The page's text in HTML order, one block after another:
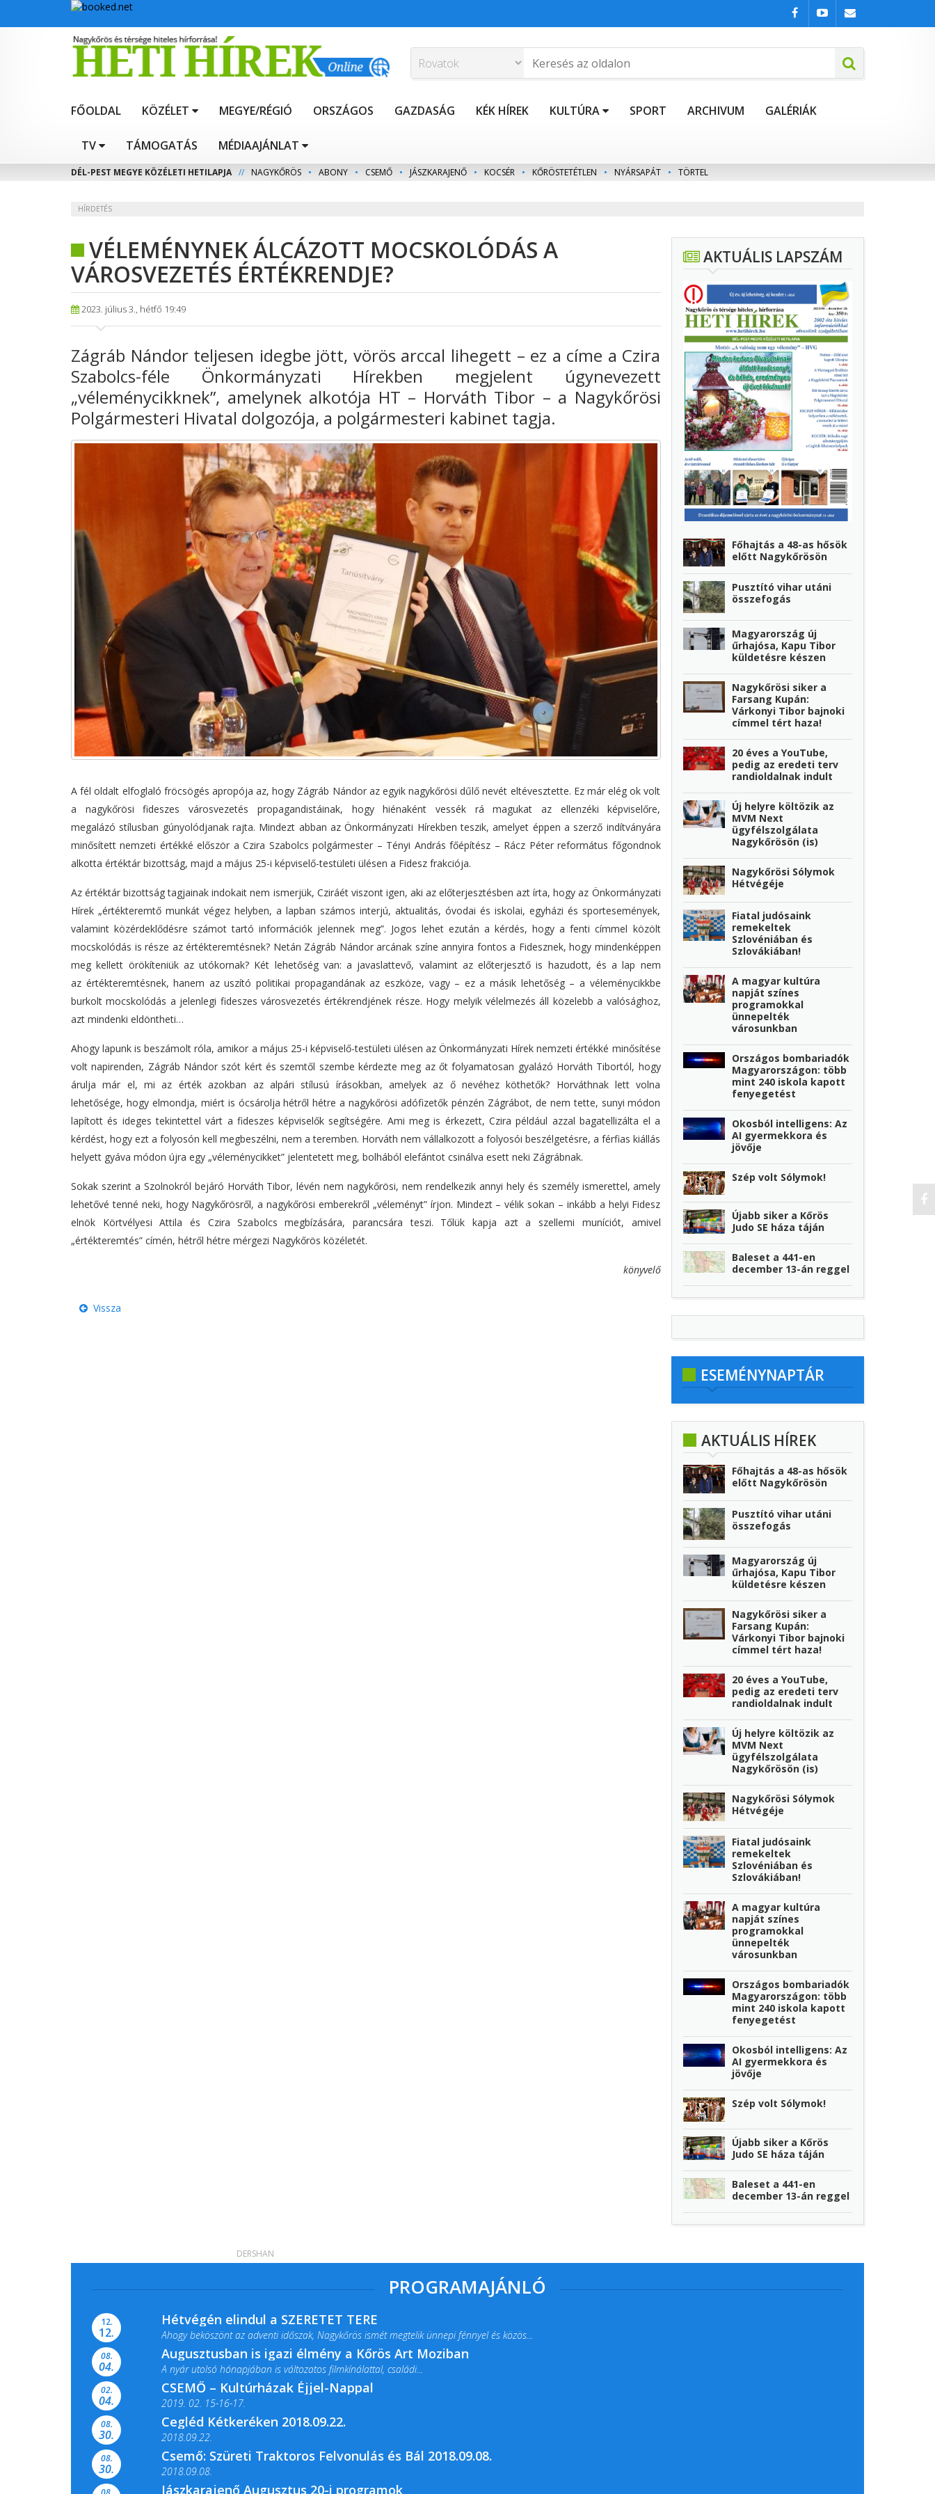
FŐOLDAL KÖZÉLET MEGYE/RÉGIÓ ORSZÁGOS GAZDASÁG KÉK HÍREK KULTÚRA SPORT ARCHIVUM GALÉRIÁK
TV TÁMOGATÁS MÉDIAAJÁNLAT
DÉL-PEST MEGYE KÖZÉLETI HETILAPJA // NAGYKŐRÖS • ABONY • CSEMŐ • JÁSZKARAJENŐ • KOCSÉR • KŐRÖSTETÉTLEN • NYÁRSAPÁT • TÖRTEL
HÍRDETÉS
VÉLEMÉNYNEK ÁLCÁZOTT MOCSKOLÓDÁS A
VÁROSVEZETÉS ÉRTÉKRENDJE?
2023. július 3., hétfő 19:49
Zágráb Nándor teljesen idegbe jött, vörös arccal lihegett – ez a címe a Czira
Szabolcs-féle Önkormányzati Hírekben megjelent úgynevezett
„véleménycikknek”, amelynek alkotója HT – Horváth Tibor – a Nagykőrösi
Polgármesteri Hivatal dolgozója, a polgármesteri kabinet tagja.
A fél oldalt elfoglaló fröcsögés apropója az, hogy Zágráb Nándor az egyik nagykőrösi dűlő nevét eltévesztette. Ez már elég ok volt
a nagykőrösi fideszes városvezetés propagandistáinak, hogy hiénaként vessék rá magukat az ellenzéki képviselőre,
megalázó stílusban gúnyolódjanak rajta. Mindezt abban az Önkormányzati Hírekben teszik, amelyet éppen a szerző indítványára
minősített nemzeti értékké először a Czira Szabolcs polgármester – Tényi András főépítész – Rácz Péter református főgondnok
alkotta értéktár bizottság, majd a május 25-i képviselő-testületi ülésen a Fidesz frakciója.
Az értéktár bizottság tagjainak indokait nem ismerjük, Cziráét viszont igen, aki az előterjesztésben azt írta, hogy az Önkormányzati
Hírek „értékteremtő munkát végez helyben, a lapban számos interjú, aktualitás, óvodai és iskolai, egyházi és sportesemények,
valamint közérdeklődésre számot tartó információk jelennek meg”. Jogos lehet ezután a kérdés, hogy a fenti címmel közölt
mocskolódás is része az értékteremtésnek? Netán Zágráb Nándor arcának színe annyira fontos a Fidesznek, hogy mindenképpen
meg kellett örökíteniük az utókornak? Két lehetőség van: a javaslattevő, valamint az előterjesztő is hazudott, és a lap nem
az értékteremtésnek, hanem az uszító politikai propagandának az eszköze, vagy – ez a másik lehetőség – a véleménycikkbe
burkolt mocskolódás a jelenlegi fideszes városvezetés értékrendjének része. Hogy melyik vélelmezés áll közelebb a valósághoz,
azt mindenki eldöntheti…
Ahogy lapunk is beszámolt róla, amikor a május 25-i képviselő-testületi ülésen az Önkormányzati Hírek nemzeti értékké minősítése
volt napirenden, Zágráb Nándor szót kért és szemtől szembe kérdezte meg az őt folyamatosan gyalázó Horváth Tibortól, hogy
árulja már el, mi az érték azokban az alpári stílusú írásokban, amelyek az ő nevéhez köthetők? Horváthnak lett volna
lehetősége, hogy elmondja, miért is ócsárolja hétről hétre a nagykőrösi adófizetők pénzén Zágrábot, de nem tette, sunyi módon
lapított és ideges tekintettel várt a fideszes képviselők segítségére. Ami meg is érkezett, Czira például azzal bagatellizálta el a
kérdést, hogy ezt a folyosón kell megbeszélni, nem a teremben. Horváth nem vállalkozott a folyosói beszélgetésre, a férfias kiállás
helyett gyáva módon újra egy „véleménycikket” jelentetett meg, bolhából elefántot csinálva esett neki Zágrábnak.
Sokak szerint a Szolnokról bejáró Horváth Tibor, lévén nem nagykőrösi, nem rendelkezik annyi hely és személy ismerettel, amely
lehetővé tenné neki, hogy Nagykőrösről, a nagykőrösi emberekről „véleményt” írjon. Mindezt – vélik sokan – inkább a helyi Fidesz
elnök Körtvélyesi Attila és Czira Szabolcs megbízására, parancsára teszi. Tőlük kapja azt a szellemi muníciót, amivel
„értékteremtés” címén, hétről hétre mérgezi Nagykőrös közéletét.
könyvelő
Vissza
AKTUÁLIS LAPSZÁM
Főhajtás a 48-as hősök
előtt Nagykőrösön
Pusztító vihar utáni
összefogás
Magyarország új
űrhajósa, Kapu Tibor
küldetésre készen
Nagykőrösi siker a
Farsang Kupán:
Várkonyi Tibor bajnoki
címmel tért haza!
20 éves a YouTube,
pedig az eredeti terv
randioldalnak indult
Új helyre költözik az
MVM Next
ügyfélszolgálata
Nagykőrösön (is)
Nagykőrösi Sólymok
Hétvégéje
Fiatal judósaink
remekeltek
Szlovéniában és
Szlovákiában!
A magyar kultúra
napját színes
programokkal
ünnepelték
városunkban
Országos bombariadók
Magyarországon: több
mint 240 iskola kapott
fenyegetést
Okosból intelligens: Az
AI gyermekkora és
jövője
Szép volt Sólymok!
Újabb siker a Kőrös
Judo SE háza táján
Baleset a 441-en
december 13-án reggel
ESEMÉNYNAPTÁR
AKTUÁLIS HÍREK
Főhajtás a 48-as hősök
előtt Nagykőrösön
Pusztító vihar utáni
összefogás
Magyarország új
űrhajósa, Kapu Tibor
küldetésre készen
Nagykőrösi siker a
Farsang Kupán:
Várkonyi Tibor bajnoki
címmel tért haza!
20 éves a YouTube,
pedig az eredeti terv
randioldalnak indult
Új helyre költözik az
MVM Next
ügyfélszolgálata
Nagykőrösön (is)
Nagykőrösi Sólymok
Hétvégéje
Fiatal judósaink
remekeltek
Szlovéniában és
Szlovákiában!
A magyar kultúra
napját színes
programokkal
ünnepelték
városunkban
Országos bombariadók
Magyarországon: több
mint 240 iskola kapott
fenyegetést
Okosból intelligens: Az
AI gyermekkora és
jövője
Szép volt Sólymok!
Újabb siker a Kőrös
Judo SE háza táján
Baleset a 441-en
december 13-án reggel
PROGRAMAJÁNLÓ
12.
12.
Hétvégén elindul a SZERETET TERE
Ahogy beköszönt az adventi időszak, Nagykőrös ismét megtelik ünnepi fénnyel és közös...
08.
04.
Augusztusban is igazi élmény a Kőrös Art Moziban
A nyár utolsó hónapjában is változatos filmkínálattal, családi...
02.
04.
CSEMŐ – Kultúrházak Éjjel-Nappal
2019. 02. 15-16-17.
Színes és tartalmas programokkal várja a Csemői Községi Könyvtár és...
08.
30.
Cegléd Kétkeréken 2018.09.22.
2018.09.22.
08.
30.
Csemő: Szüreti Traktoros Felvonulás és Bál 2018.09.08.
2018.09.08.
Jászkarajenő Augusztus 20-i programok
DERSHAN